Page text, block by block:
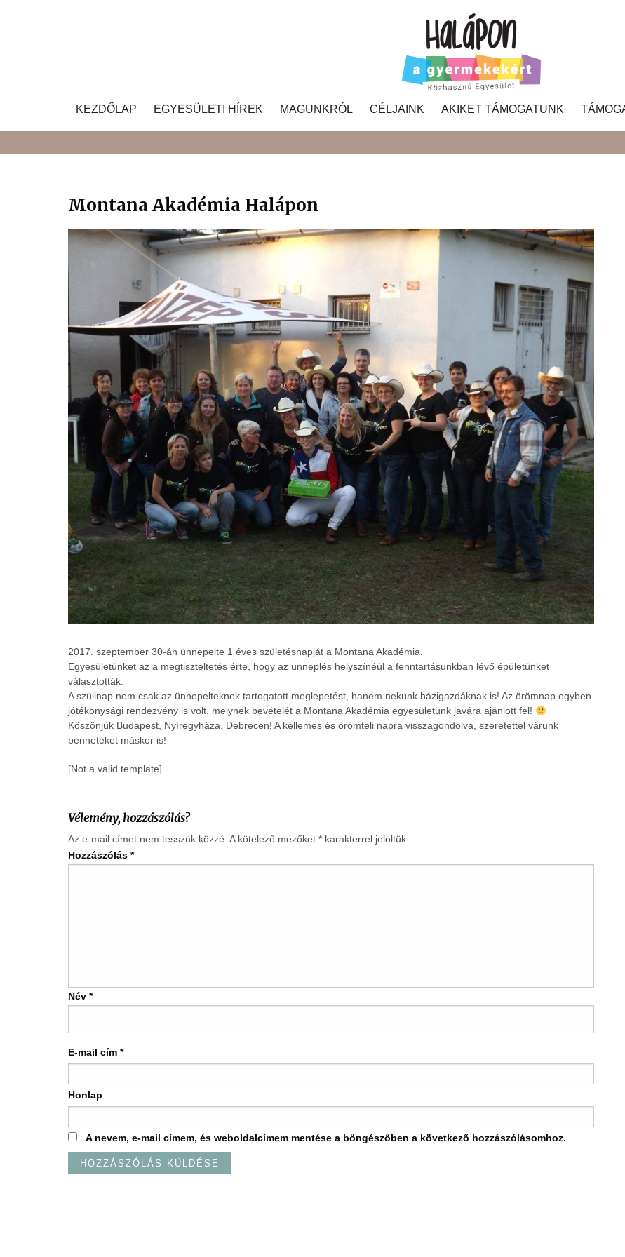
KEZDŐLAP EGYESÜLETI HÍREK MAGUNKRÓL CÉLJAINK AKIKET TÁMOGATUNK
Montana Akadémia Halápon
2017. szeptember 30-án ünnepelte 1 éves születésnapját a Montana Akadémia.
Egyesületünket az a megtiszteltetés érte, hogy az ünneplés helyszínéül a fenntartásunkban lévő épületünket
választották.
A szülinap nem csak az ünnepelteknek tartogatott meglepetést, hanem nekünk házigazdáknak is! Az örömnap egyben
jótékonysági rendezvény is volt, melynek bevételét a Montana Akadémia egyesületünk javára ajánlott fel!
Köszönjük Budapest, Nyíregyháza, Debrecen! A kellemes és örömteli napra visszagondolva, szeretettel várunk
benneteket máskor is!
[Not a valid template]
Vélemény, hozzászólás?
Az e-mail címet nem tesszük közzé. A kötelező mezőket * karakterrel jelöltük
Hozzászólás *
Név *
E-mail cím *
Honlap
A nevem, e-mail címem, és weboldalcímem mentése a böngészőben a következő hozzászólásomhoz.